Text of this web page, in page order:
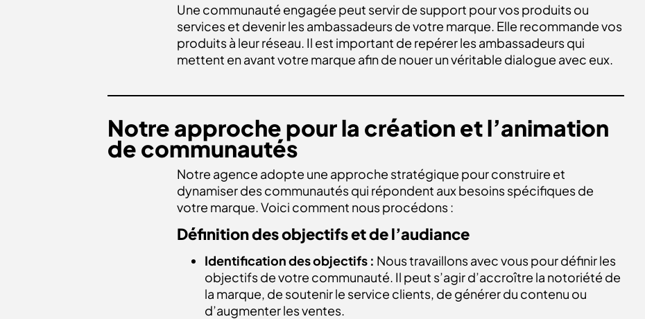
Une communauté engagée peut servir de support pour vos produits ou
services et devenir les ambassadeurs de votre marque. Elle recommande vos
produits à leur réseau. Il est important de repérer les ambassadeurs qui
mettent en avant votre marque afin de nouer un véritable dialogue avec eux.
Notre approche pour la création et l’animation
de communautés
Notre agence adopte une approche stratégique pour construire et
dynamiser des communautés qui répondent aux besoins spécifiques de
votre marque. Voici comment nous procédons :
Définition des objectifs et de l’audiance
Identification des objectifs : Nous travaillons avec vous pour définir les
objectifs de votre communauté. Il peut s’agir d’accroître la notoriété de
la marque, de soutenir le service clients, de générer du contenu ou
d’augmenter les ventes.